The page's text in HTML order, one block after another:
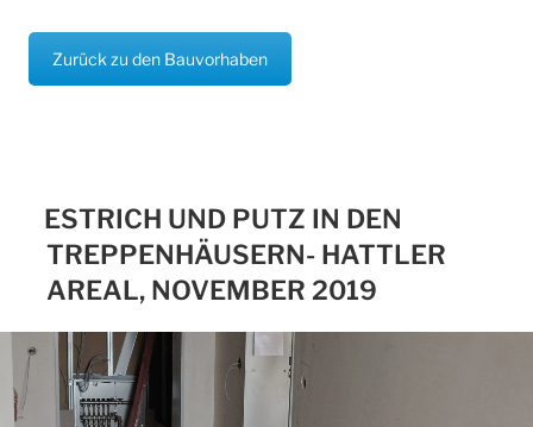
Zurück zu den Bauvorhaben
ESTRICH UND PUTZ IN DEN
TREPPENHÄUSERN- HATTLER
AREAL, NOVEMBER 2019